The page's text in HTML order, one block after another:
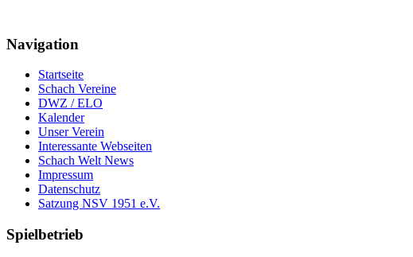
Navigation
Startseite
Schach Vereine
DWZ / ELO
Kalender
Unser Verein
Interessante Webseiten
Schach Welt News
Impressum
Datenschutz
Satzung NSV 1951 e.V.
Spielbetrieb